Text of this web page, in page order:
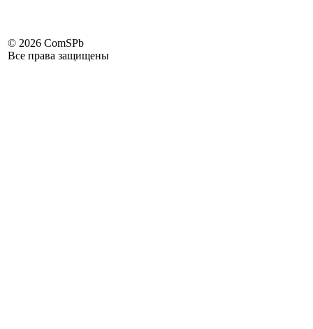
© 2026 ComSPb
Все права защищены